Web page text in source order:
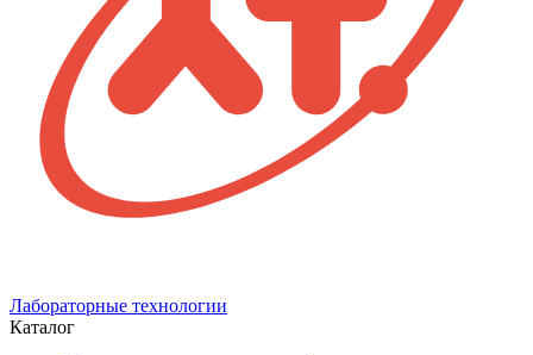
Лабораторные технологии
Каталог